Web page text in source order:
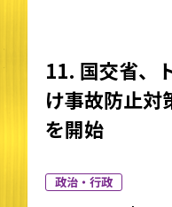
11. 国交省、
け事故防止対
を開始
政治・行政